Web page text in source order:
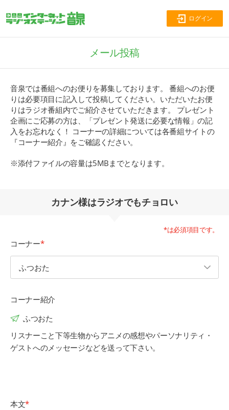
ログイン
メール投稿
音泉では番組へのお便りを募集しております。 番組へのお便
りは必要項目に記入して投稿してください。いただいたお便
りはラジオ番組内でご紹介させていただきます。 プレゼント
企画にご応募の方は、「プレゼント発送に必要な情報」の記
入をお忘れなく！ コーナーの詳細については各番組サイトの
『コーナー紹介』をご確認ください。
※添付ファイルの容量は5MBまでとなります。
カナン様はラジオでもチョロい
*は必須項目です。
コーナー
コーナー紹介
ふつおた
リスナーこと下等生物からアニメの感想やパーソナリティ・
ゲストへのメッセージなどを送って下さい。
本文